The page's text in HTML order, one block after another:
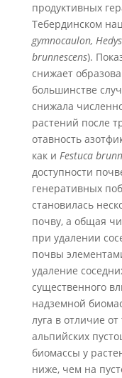
продуктивных
Тебердинском
gymnocaulon,
brunnescens).
снижает
большинстве
снижала
растений после
отавность
как и Festuca
доступности
генеративных
становилась
почву, а общая
при удалении
почвы
удаление
существенного
надземной
луга в отличие
альпийских
биомассы у
ниже, чем на